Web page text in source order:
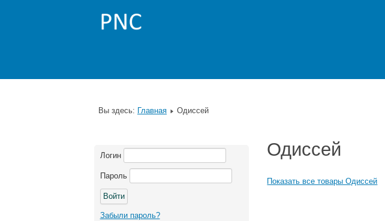
Вы здесь: Главная Одиссей
Логин
Пароль
Забыли пароль?
Одиссей
Показать все товары Одиссей